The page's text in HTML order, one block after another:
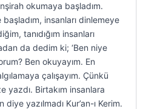
okumaya başladım.
insanları dinlemeye
tanıdığım insanları
da dedim ki; ‘Ben niye
Ben okuyayım. En
çalışayım. Çünkü
yazdı. Birtakım insanlara
yazılmadı Kur’an-ı Kerim.